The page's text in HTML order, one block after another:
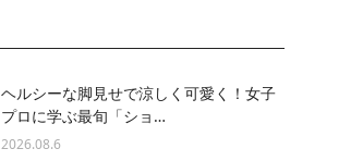
ヘルシーな脚見せで涼しく可愛く！女子
プロに学ぶ最旬「ショ…
2026.08.6